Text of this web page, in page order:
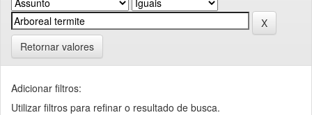
Retornar valores
Adicionar filtros:
Utilizar filtros para refinar o resultado de busca.